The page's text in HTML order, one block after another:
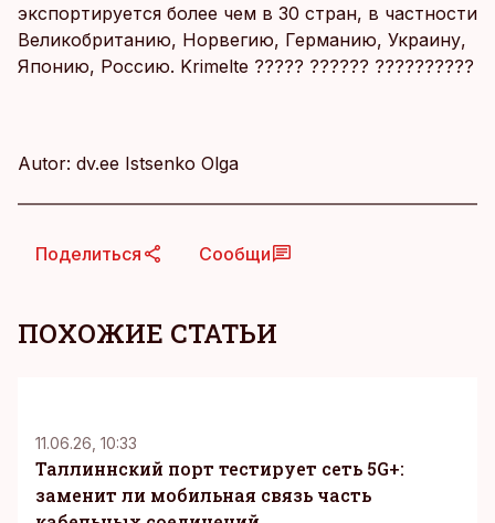
экспортируется более чем в 30 стран, в частности
Великобританию, Норвегию, Германию, Украину,
Японию, Россию. Krimelte ????? ?????? ??????????
Autor: dv.ee Istsenko Olga
Поделиться Сообщи
ПОХОЖИЕ СТАТЬИ
11.06.26, 10:33
Таллиннский порт тестирует сеть 5G+:
заменит ли мобильная связь часть